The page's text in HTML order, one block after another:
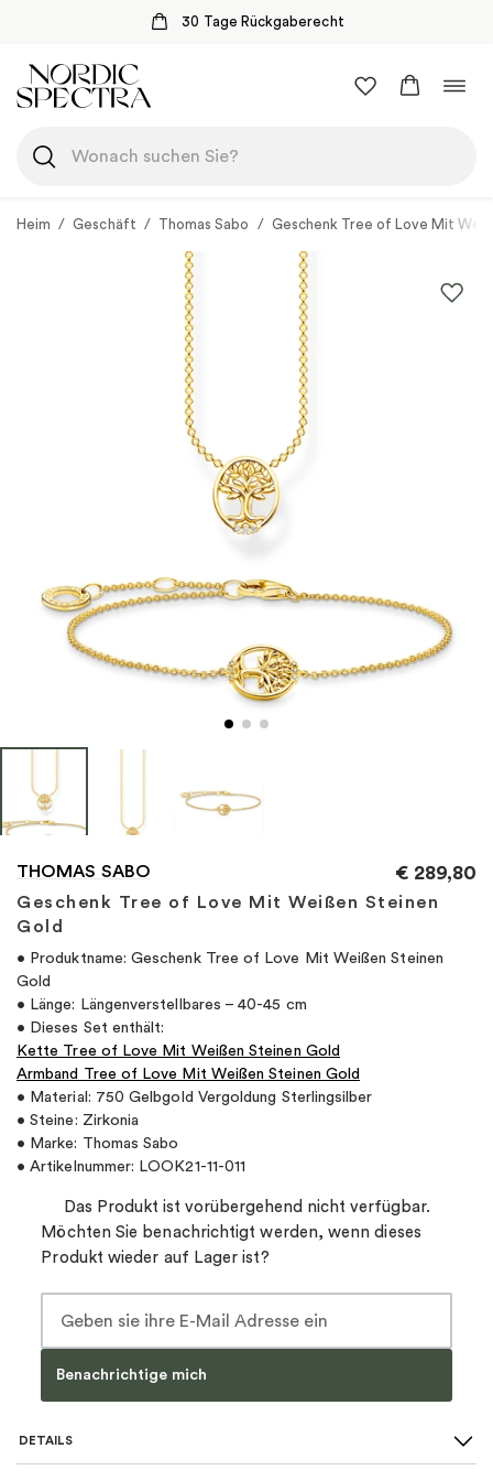
30 Tage Rückgaberecht
Inhalt
springen
Heim / Geschäft / Thomas Sabo / Geschenk Tree of Love Mit
THOMAS SABO
Geschenk Tree of Love Mit Weißen Steinen
Gold
€ 289,80
• Produktname: Geschenk Tree of Love Mit Weißen Steinen
Gold
• Länge: Längenverstellbares – 40-45 cm
• Dieses Set enthält:
Kette Tree of Love Mit Weißen Steinen Gold
Armband Tree of Love Mit Weißen Steinen Gold
• Material: 750 Gelbgold Vergoldung Sterlingsilber
• Steine: Zirkonia
• Marke: Thomas Sabo
• Artikelnummer: LOOK21-11-011
Das Produkt ist vorübergehend nicht verfügbar.
Möchten Sie benachrichtigt werden, wenn dieses
Produkt wieder auf Lager ist?
Benachrichtige mich
DETAILS